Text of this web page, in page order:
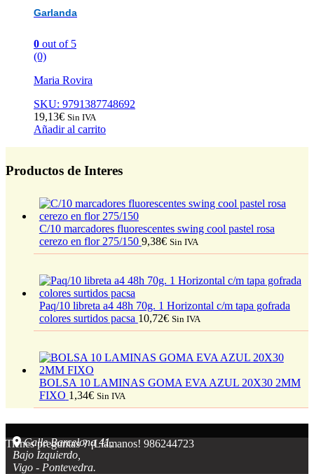
Garlanda
0 out of 5
(0)
Maria Rovira
SKU: 9791387748692
19,13€ Sin IVA
Añadir al carrito
Productos de Interes
C/10 marcadores fluorescentes swing cool pastel rosa
cerezo en flor 275/150 9,38€ Sin IVA
Paq/10 libreta a4 48h 70g. 1 Horizontal c/m tapa gofrada
colores surtidos pacsa 10,72€ Sin IVA
BOLSA 10 LAMINAS GOMA EVA AZUL 20X30 2MM
FIXO 1,34€ Sin IVA
Tienes preguntas ? ¡Llámanos! 986244723
Calle Barcelona 41,
Bajo Izquierdo,
Vigo - Pontevedra.